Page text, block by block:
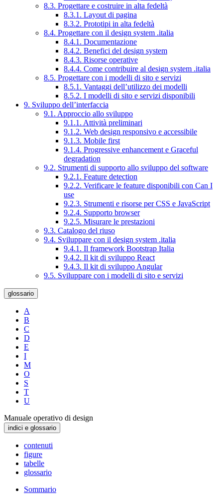
8.3. Progettare e costruire in alta fedeltà
8.3.1. Layout di pagina
8.3.2. Prototipi in alta fedeltà
8.4. Progettare con il design system .italia
8.4.1. Documentazione
8.4.2. Benefici del design system
8.4.3. Risorse operative
8.4.4. Come contribuire al design system .italia
8.5. Progettare con i modelli di sito e servizi
8.5.1. Vantaggi dell’utilizzo dei modelli
8.5.2. I modelli di sito e servizi disponibili
9. Sviluppo dell’interfaccia
9.1. Approccio allo sviluppo
9.1.1. Attività preliminari
9.1.2. Web design responsivo e accessibile
9.1.3. Mobile first
9.1.4. Progressive enhancement e Graceful
degradation
9.2. Strumenti di supporto allo sviluppo del software
9.2.1. Feature detection
9.2.2. Verificare le feature disponibili con Can I
use
9.2.3. Strumenti e risorse per CSS e JavaScript
9.2.4. Supporto browser
9.2.5. Misurare le prestazioni
9.3. Catalogo del riuso
9.4. Sviluppare con il design system .italia
9.4.1. Il framework Bootstrap Italia
9.4.2. Il kit di sviluppo React
9.4.3. Il kit di sviluppo Angular
9.5. Sviluppare con i modelli di sito e servizi
glossario
A
B
C
D
E
I
M
O
S
T
U
Manuale operativo di design
indici e glossario
contenuti
figure
tabelle
glossario
Sommario